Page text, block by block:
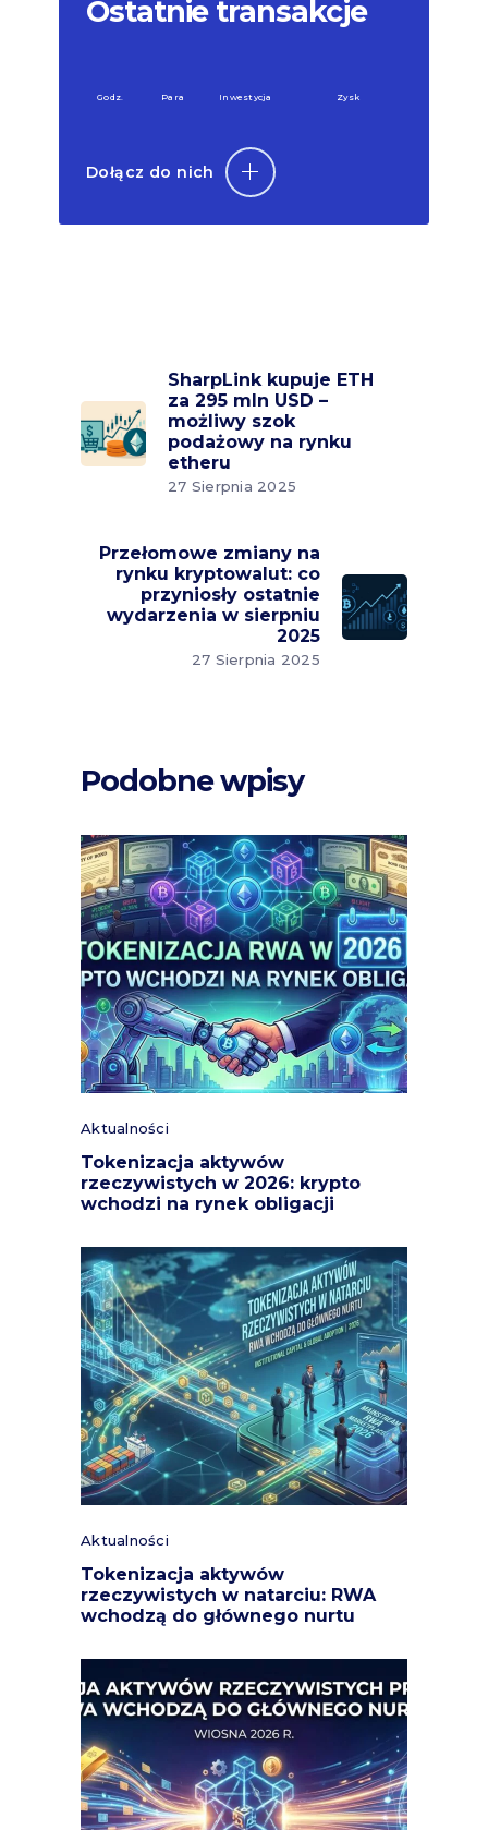
Ostatnie transakcje
Godz. Para Inwestycja Zysk
Dołącz do nich
SharpLink kupuje ETH
za 295 mln USD –
możliwy szok
podażowy na rynku
etheru
27 Sierpnia 2025
Przełomowe zmiany na
rynku kryptowalut: co
przyniosły ostatnie
wydarzenia w sierpniu
2025
27 Sierpnia 2025
Podobne wpisy
Aktualności
Tokenizacja aktywów
rzeczywistych w 2026: krypto
wchodzi na rynek obligacji
Aktualności
Tokenizacja aktywów
rzeczywistych w natarciu: RWA
wchodzą do głównego nurtu